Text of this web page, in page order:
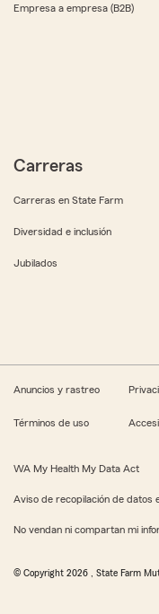
Empresa a empresa (B2B)
Carreras
Carreras en State Farm
Diversidad e inclusión
Jubilados
Anuncios y rastreo
Términos de uso
WA My Health My Data Act
Aviso de recopilación de datos
No vendan ni compartan mi
© Copyright 2026 , State Farm